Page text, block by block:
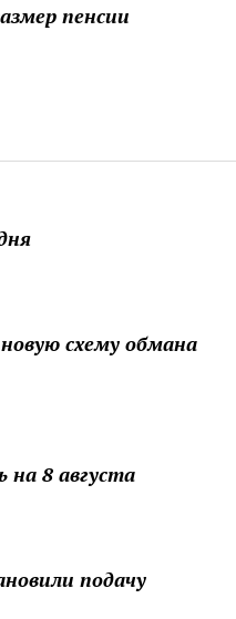
пенсии
схему обмана
на 8 августа
подачу